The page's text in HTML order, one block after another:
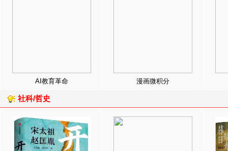
AI教育革命 漫画微积分
社科/哲史